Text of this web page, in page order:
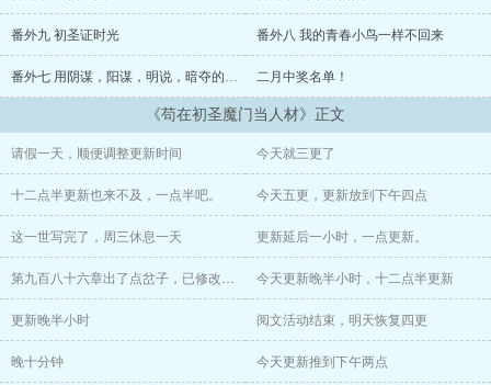
师姐暗算。第二世，好不容易反杀师姐，又遭师兄毒手。第三世，第
四世……
直到百世之后，再回首，吕阳才发现自己已经成为了一代魔道巨擘，
初圣宗里最畜生的那一个。
“魔门个个都是人材，说话又好听。”
“我超喜欢这里的！”
番外九 初圣证时光 番外八 我的青春小鸟一样不回来
番外七 用阴谋，阳谋，明说，暗夺的谋！ 二月中奖名单！
《苟在初圣魔门当人材》正文
请假一天，顺便调整更新时间 今天就三更了
十二点半更新也来不及，一点半吧。 今天五更，更新放到下午四点
这一世写完了，周三休息一天 更新延后一小时，一点更新。
第九百八十六章出了点岔子，已修改，刷新一下即可 今天更新晚半小时，十二点半更新
更新晚半小时 阅文活动结束，明天恢复四更
晚十分钟 今天更新推到下午两点